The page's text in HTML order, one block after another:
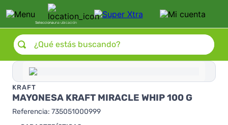
Seleccionauna ubicación
¿Qué estás buscando?
KRAFT
MAYONESA KRAFT MIRACLE WHIP 100 G
Referencia: 735051000999